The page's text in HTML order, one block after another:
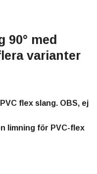
90° med
varianter
flex slang. OBS, ej
limning för PVC-flex